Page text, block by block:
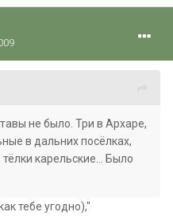
не было. Три в Архаре,
в дальних посёлках,
карельские... Было
тебе угодно),"